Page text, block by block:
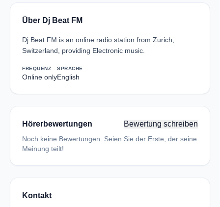
Über Dj Beat FM
Dj Beat FM is an online radio station from Zurich,
Switzerland, providing Electronic music.
FREQUENZ
Online only
SPRACHE
English
Hörerbewertungen Bewertung schreiben
Noch keine Bewertungen. Seien Sie der Erste, der seine
Meinung teilt!
Kontakt